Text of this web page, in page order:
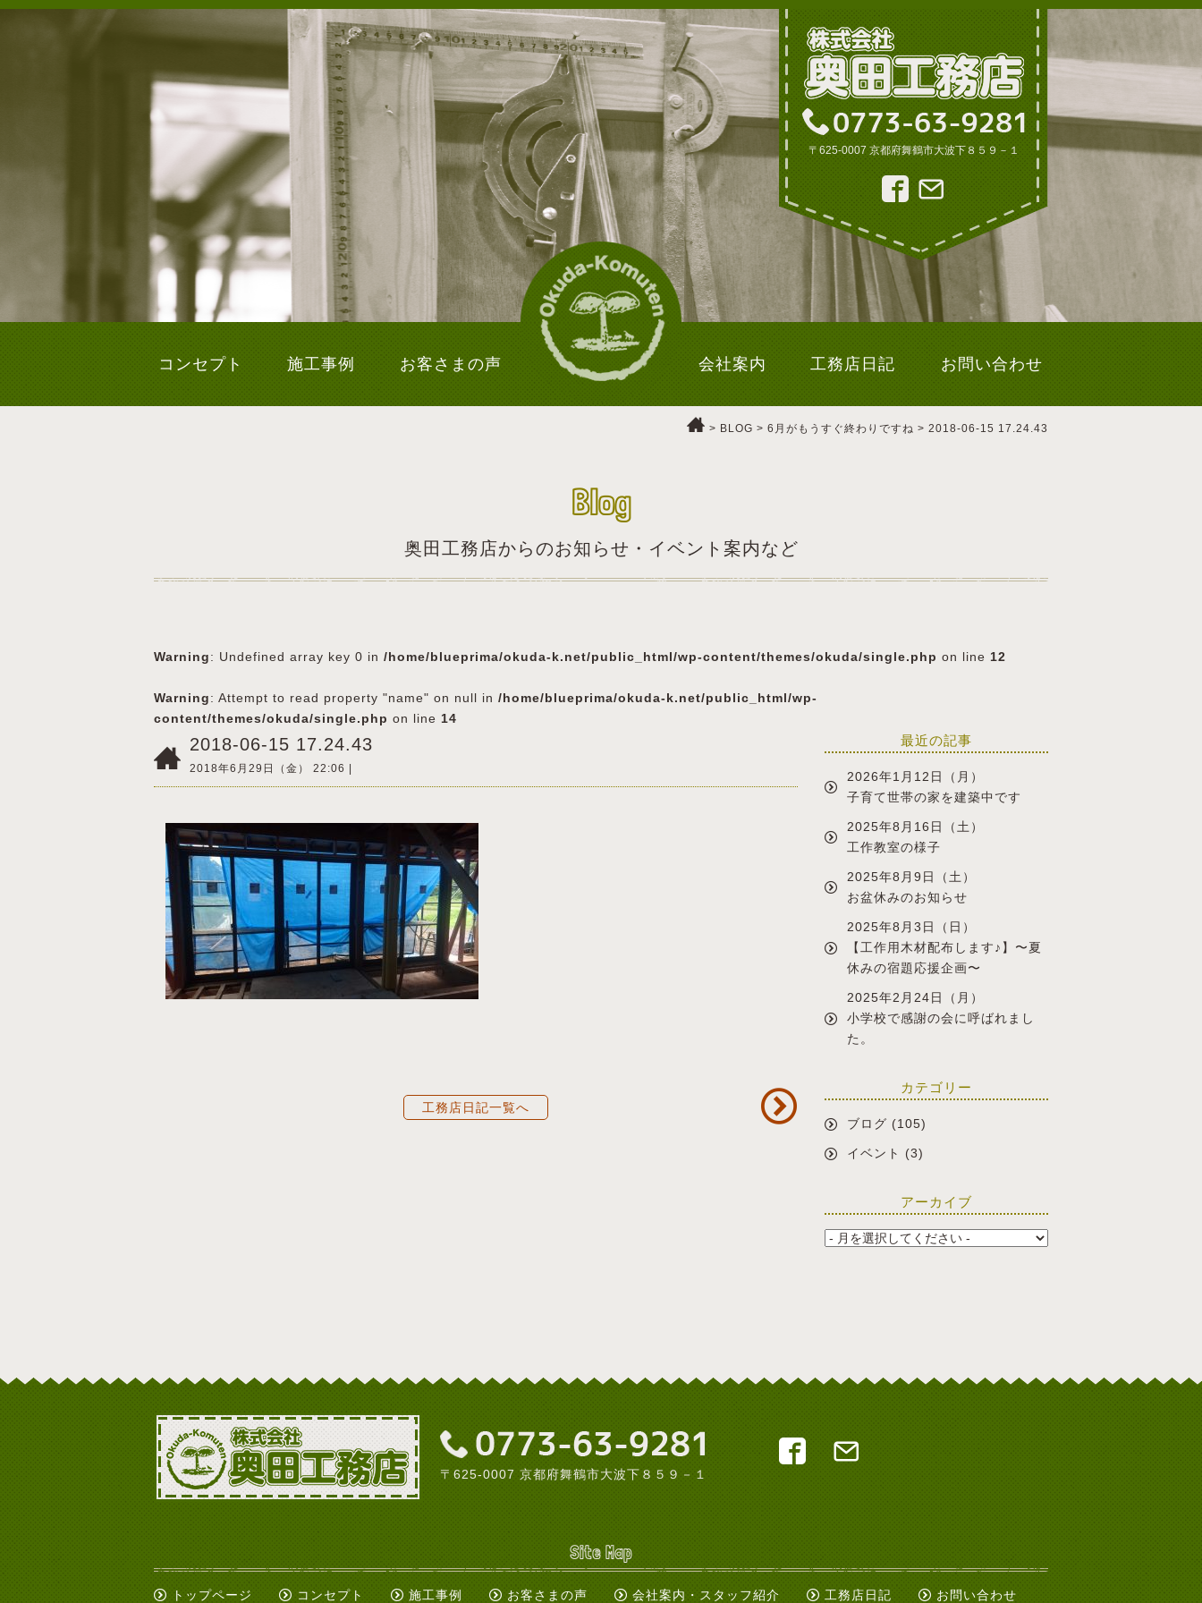
〒625-0007 京都府舞鶴市大波下８５９－１
コンセプト 施工事例 お客さまの声 会社案内 工務店日記 お問い合わせ
> BLOG > 6月がもうすぐ終わりですね > 2018-06-15 17.24.43
Blog
奥田工務店からのお知らせ・イベント案内など
Warning: Undefined array key 0 in /home/blueprima/okuda-k.net/public_html/wp-content/themes/okuda/single.php on line 12
Warning: Attempt to read property "name" on null in /home/blueprima/okuda-k.net/public_html/wp-
content/themes/okuda/single.php on line 14
2018-06-15 17.24.43
2018年6月29日（金） 22:06 |
工務店日記一覧へ
最近の記事
2026年1月12日（月）
子育て世帯の家を建築中です
2025年8月16日（土）
工作教室の様子
2025年8月9日（土）
お盆休みのお知らせ
2025年8月3日（日）
【工作用木材配布します♪】〜夏
休みの宿題応援企画〜
2025年2月24日（月）
小学校で感謝の会に呼ばれまし
た。
カテゴリー
ブログ (105)
イベント (3)
アーカイブ
〒625-0007 京都府舞鶴市大波下８５９－１
Site Map
トップページ コンセプト 施工事例 お客さまの声 会社案内・スタッフ紹介 工務店日記 お問い合わせ